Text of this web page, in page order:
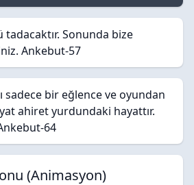
Sonunda bize
Ankebut-57
sadece bir eğlence ve oyundan
ahiret yurdundaki hayattır.
64
(Animasyon)